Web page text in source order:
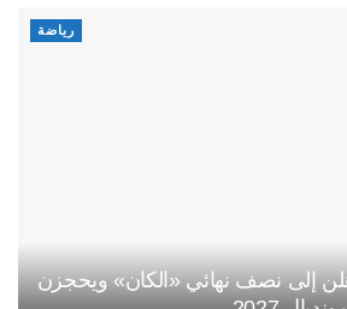
رياضة
إلى نصف نهائي «الكان» ويحجزن